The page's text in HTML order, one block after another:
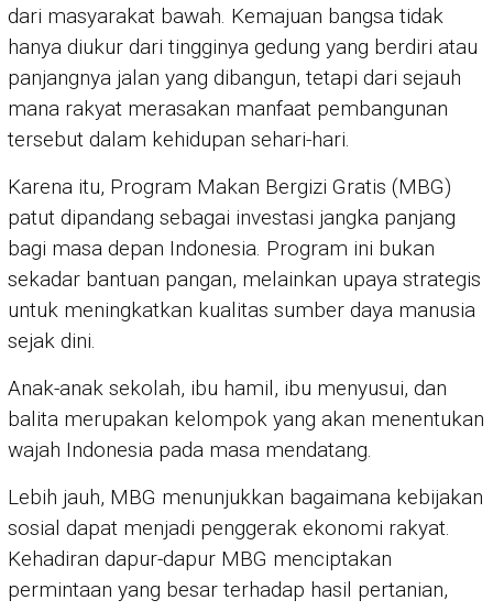
dari masyarakat bawah. Kemajuan bangsa tidak
hanya diukur dari tingginya gedung yang berdiri atau
panjangnya jalan yang dibangun, tetapi dari sejauh
mana rakyat merasakan manfaat pembangunan
tersebut dalam kehidupan sehari-hari.
Karena itu, Program Makan Bergizi Gratis (MBG)
patut dipandang sebagai investasi jangka panjang
bagi masa depan Indonesia. Program ini bukan
sekadar bantuan pangan, melainkan upaya strategis
untuk meningkatkan kualitas sumber daya manusia
sejak dini.
Anak-anak sekolah, ibu hamil, ibu menyusui, dan
balita merupakan kelompok yang akan menentukan
wajah Indonesia pada masa mendatang.
Lebih jauh, MBG menunjukkan bagaimana kebijakan
sosial dapat menjadi penggerak ekonomi rakyat.
Kehadiran dapur-dapur MBG menciptakan
permintaan yang besar terhadap hasil pertanian,